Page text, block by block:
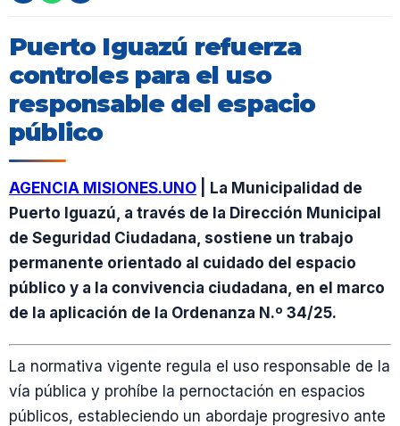
Puerto Iguazú refuerza
controles para el uso
responsable del espacio
público
AGENCIA MISIONES.UNO | La Municipalidad de
Puerto Iguazú, a través de la Dirección Municipal
de Seguridad Ciudadana, sostiene un trabajo
permanente orientado al cuidado del espacio
público y a la convivencia ciudadana, en el marco
de la aplicación de la Ordenanza N.º 34/25.
La normativa vigente regula el uso responsable de la
vía pública y prohíbe la pernoctación en espacios
públicos, estableciendo un abordaje progresivo ante